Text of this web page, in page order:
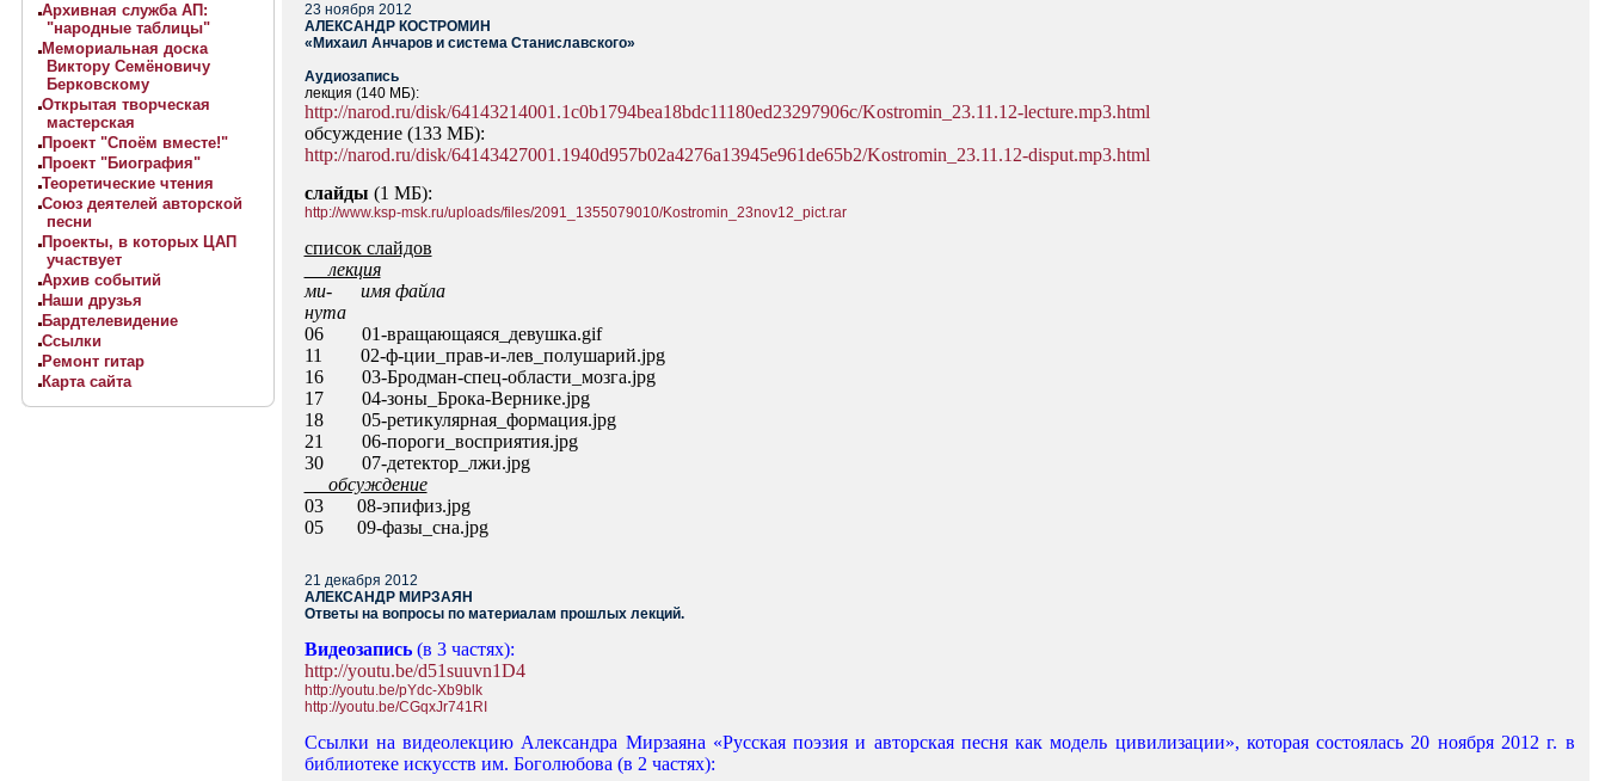
Архивная служба АП:
"народные таблицы"
Мемориальная доска
Виктору Семёновичу
Берковскому
Открытая творческая
мастерская
Проект "Споём вместе!"
Проект "Биография"
Теоретические чтения
Союз деятелей авторской
песни
Проекты, в которых ЦАП
участвует
Архив событий
Наши друзья
Бардтелевидение
Ссылки
Ремонт гитар
Карта сайта
23 ноября 2012
АЛЕКСАНДР КОСТРОМИН
«Михаил Анчаров и система Станиславского»
Аудиозапись
лекция (140 МБ):
http://narod.ru/disk/64143214001.1c0b1794bea18bdc11180ed23297906c/Kostromin_23.11.12-lecture.mp3.html
обсуждение (133 МБ):
http://narod.ru/disk/64143427001.1940d957b02a4276a13945e961de65b2/Kostromin_23.11.12-disput.mp3.html
слайды (1 МБ):
http://www.ksp-msk.ru/uploads/files/2091_1355079010/Kostromin_23nov12_pict.rar
список слайдов
лекция
ми- имя файла
нута
06 01-вращающаяся_девушка.gif
11 02-ф-ции_прав-и-лев_полушарий.jpg
16 03-Бродман-спец-области_мозга.jpg
17 04-зоны_Брока-Вернике.jpg
18 05-ретикулярная_формация.jpg
21 06-пороги_восприятия.jpg
30 07-детектор_лжи.jpg
обсуждение
03 08-эпифиз.jpg
05 09-фазы_сна.jpg
21 декабря 2012
АЛЕКСАНДР МИРЗАЯН
Ответы на вопросы по материалам прошлых лекций.
Видеозапись(в 3 частях):
http://youtu.be/d51suuvn1D4
http://youtu.be/pYdc-Xb9blk
http://youtu.be/CGqxJr741RI
Ссылки на видеолекцию Александра Мирзаяна «Русская поэзия и авторская песня как модель цивилизации», которая состоялась 20 ноября 2012 г. в
библиотеке искусств им. Боголюбова (в 2 частях):